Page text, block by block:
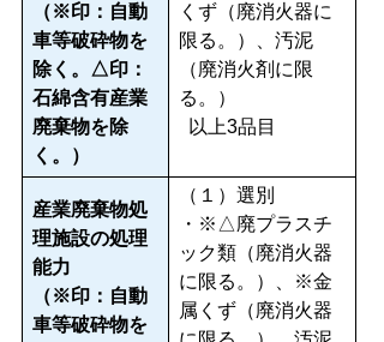
（※印：自動
車等破砕物を
除く。△印：
石綿含有産業
廃棄物を除
く。）
くず（廃消火器に
限る。）、汚泥
（廃消火剤に限
る。）
以上3品目
産業廃棄物処
理施設の処理
能力
（※印：自動
車等破砕物を
（１）選別
・※△廃プラスチ
ック類（廃消火器
に限る。）、※金
属くず（廃消火器